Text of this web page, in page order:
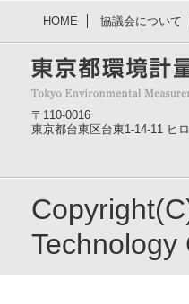
HOME 協議会について
〒110-0016
東京都台東区台東1-14-11 ヒ
Technology